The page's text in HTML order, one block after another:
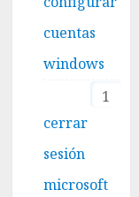
cuentas
windows
1
cerrar
sesión
microsoft